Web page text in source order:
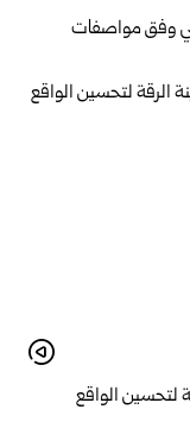
وفق مواصفات
لتحسين الواقع